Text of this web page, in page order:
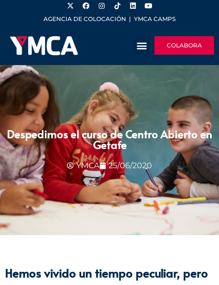
AGENCIA DE COLOCACIÓN | YMCA CAMPS
COLABORA
Despedimos el curso de Centro Abierto en
Getafe
YMCA 25/06/2020
Hemos vivido un tiempo peculiar, pero